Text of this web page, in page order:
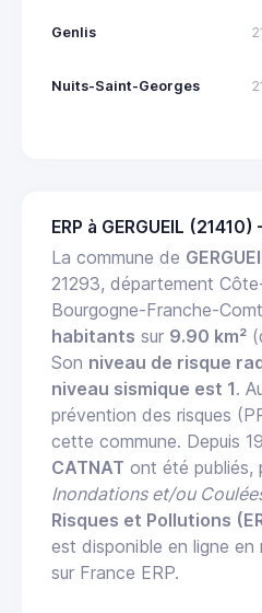
Genlis
Nuits-Saint-Georges
ERP à GERGUEIL
La commune de
21293, département
Bourgogne-Franche-
habitants sur 9.90 km²
Son niveau de risque
niveau sismique est 1.
prévention des risques
cette commune. Depuis
CATNAT ont été publiés,
Inondations et/ou
Risques et Pollutions
est disponible en ligne en
sur France ERP.